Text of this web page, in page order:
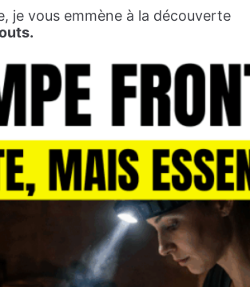
je vous emmène à la découverte